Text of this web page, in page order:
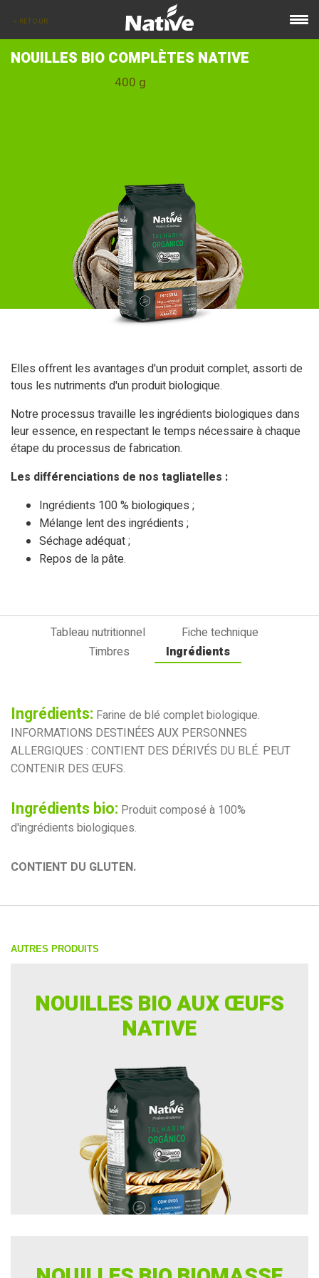
NOUILLES BIO COMPLÈTES NATIVE
400 g
Elles offrent les avantages d'un produit complet, assorti de
tous les nutriments d'un produit biologique.
Notre processus travaille les ingrédients biologiques dans
leur essence, en respectant le temps nécessaire à chaque
étape du processus de fabrication.
Les différenciations de nos tagliatelles :
Ingrédients 100 % biologiques ;
Mélange lent des ingrédients ;
Séchage adéquat ;
Repos de la pâte.
< RETOUR
Tableau nutritionnel
Fiche technique
Timbres
Ingrédients
Ingrédients: Farine de blé complet biologique.
INFORMATIONS DESTINÉES AUX PERSONNES
ALLERGIQUES : CONTIENT DES DÉRIVÉS DU BLÉ. PEUT
CONTENIR DES ŒUFS.
Ingrédients bio: Produit composé à 100%
d'ingrédients biologiques.
CONTIENT DU GLUTEN.
AUTRES PRODUITS
NOUILLES BIO AUX ŒUFS
NATIVE